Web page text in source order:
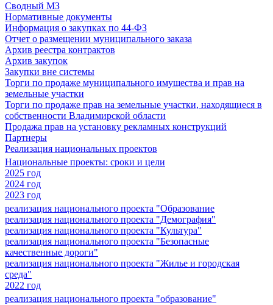
Сводный МЗ
Нормативные документы
Информация о закупках по 44-ФЗ
Отчет о размещении муниципального заказа
Архив реестра контрактов
Архив закупок
Закупки вне системы
Торги по продаже муниципального имущества и прав на
земельные участки
Торги по продаже прав на земельные участки, находящиеся в
собственности Владимирской области
Продажа прав на установку рекламных конструкций
Партнеры
Реализация национальных проектов
Национальные проекты: сроки и цели
2025 год
2024 год
2023 год
реализация национального проекта "Образование
реализация национального проекта "Демография"
реализация национального проекта "Культура"
реализация национального проекта "Безопасные
качественные дороги"
реализация национального проекта "Жилье и городская
среда"
2022 год
реализация национального проекта "образование"